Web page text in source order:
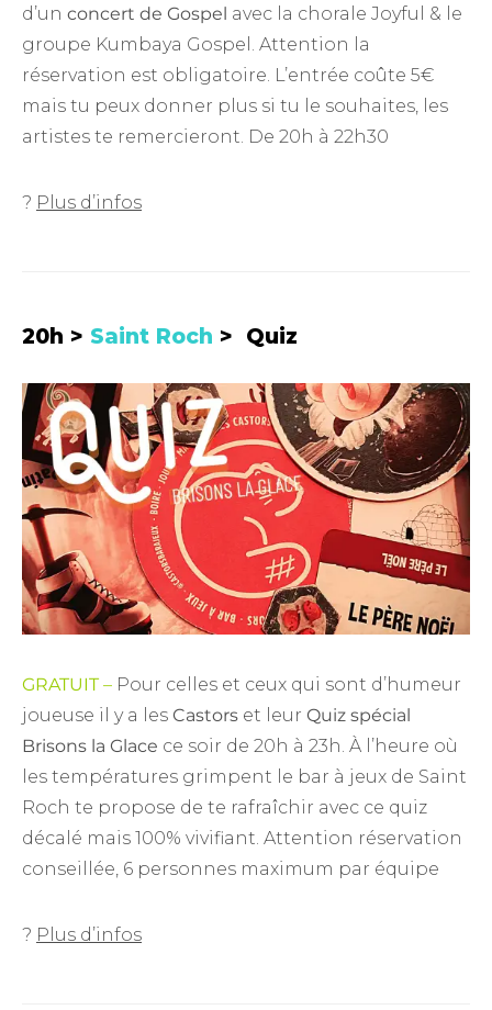
d’un concert de Gospel avec la chorale Joyful & le
groupe Kumbaya Gospel. Attention la
réservation est obligatoire. L’entrée coûte 5€
mais tu peux donner plus si tu le souhaites, les
artistes te remercieront. De 20h à 22h30
? Plus d’infos
20h > Saint Roch > Quiz
GRATUIT – Pour celles et ceux qui sont d’humeur
joueuse il y a les Castors et leur Quiz spécial
Brisons la Glace ce soir de 20h à 23h. À l’heure où
les températures grimpent le bar à jeux de Saint
Roch te propose de te rafraîchir avec ce quiz
décalé mais 100% vivifiant. Attention réservation
conseillée, 6 personnes maximum par équipe
? Plus d’infos